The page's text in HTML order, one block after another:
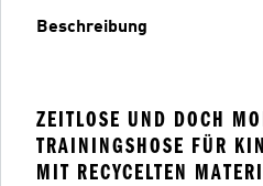
Beschreibung
ZEITLOSE UND DOCH
TRAININGSHOSE FÜR
MIT RECYCELTEN